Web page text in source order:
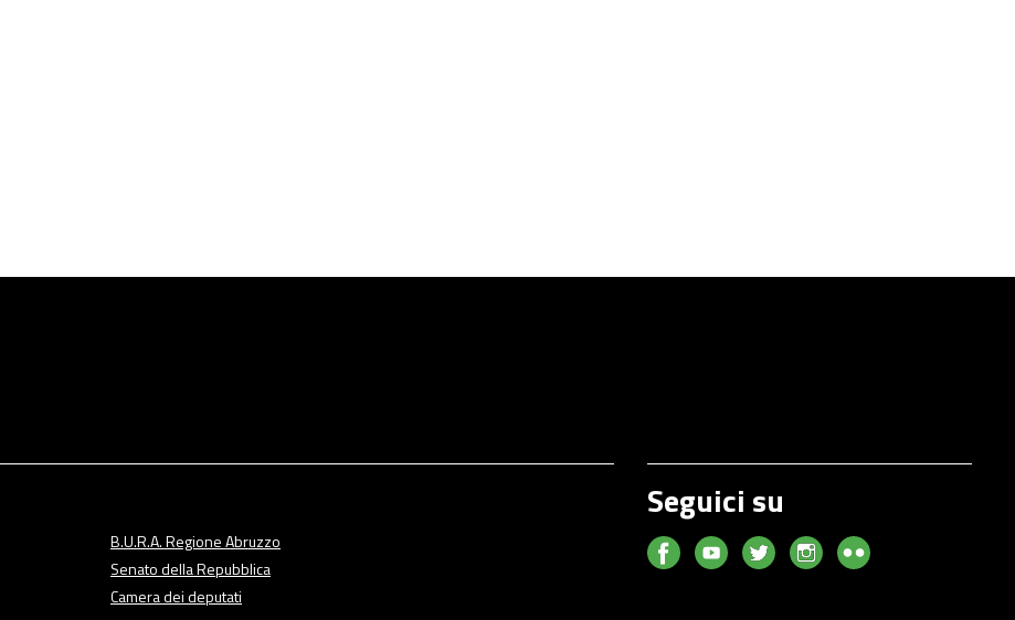
B.U.R.A. Regione Abruzzo
Senato della Repubblica
Camera dei deputati
Seguici su